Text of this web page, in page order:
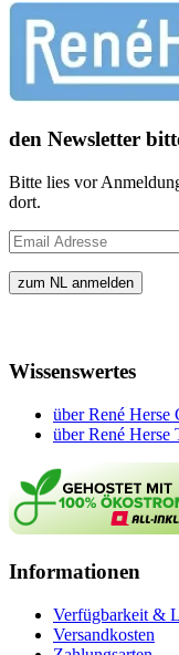
den Newsletter
Bitte lies vor
dort.
Wissenswertes
über René Herse
über René Herse
Informationen
Verfügbarkeit &
Versandkosten